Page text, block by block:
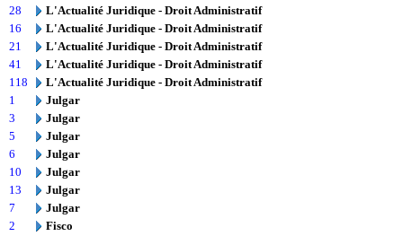
28
L'Actualité Juridique - Droit Administratif
16
L'Actualité Juridique - Droit Administratif
21
L'Actualité Juridique - Droit Administratif
41
L'Actualité Juridique - Droit Administratif
118
L'Actualité Juridique - Droit Administratif
1
Julgar
3
Julgar
5
Julgar
6
Julgar
10
Julgar
13
Julgar
7
Julgar
2
Fisco